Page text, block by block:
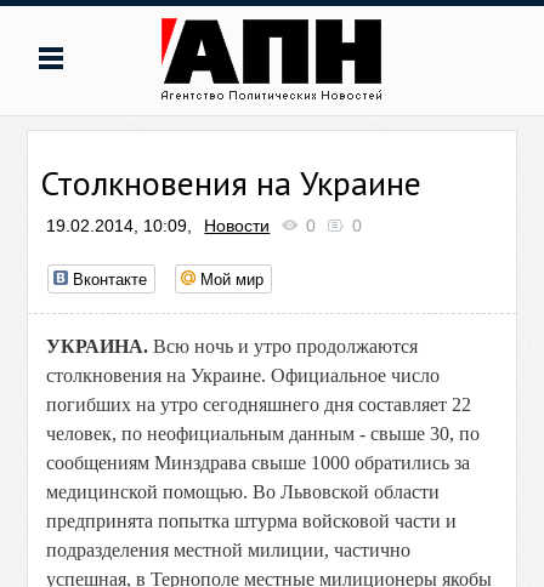
Столкновения на Украине
19.02.2014, 10:09, Новости 0 0
Вконтакте Мой мир
УКРАИНА. Всю ночь и утро продолжаются
столкновения на Украине. Официальное число
погибших на утро сегодняшнего дня составляет 22
человек, по неофициальным данным - свыше 30, по
сообщениям Минздрава свыше 1000 обратились за
медицинской помощью. Во Львовской области
предпринята попытка штурма войсковой части и
подразделения местной милиции, частично
успешная, в Тернополе местные милиционеры якобы